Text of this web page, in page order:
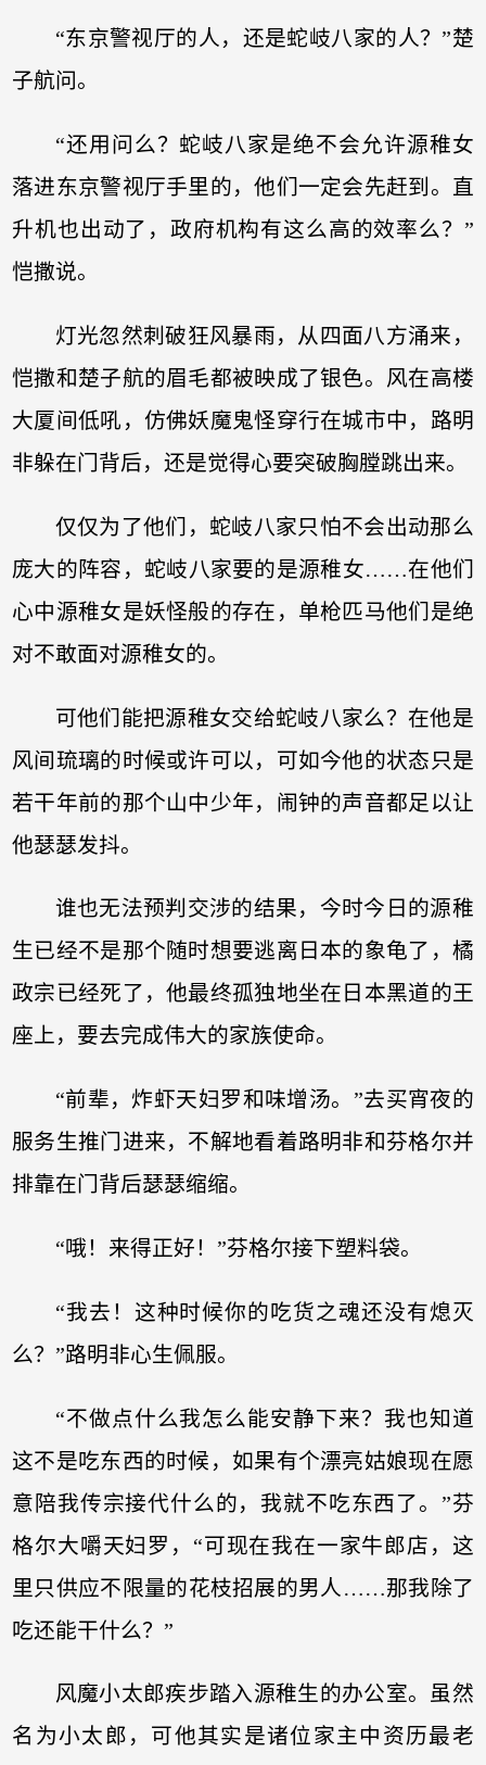
“东京警视厅的人，还是蛇岐八家的人？”楚
子航问。
“还用问么？蛇岐八家是绝不会允许源稚女
落进东京警视厅手里的，他们一定会先赶到。直
升机也出动了，政府机构有这么高的效率么？”
恺撒说。
灯光忽然刺破狂风暴雨，从四面八方涌来，
恺撒和楚子航的眉毛都被映成了银色。风在高楼
大厦间低吼，仿佛妖魔鬼怪穿行在城市中，路明
非躲在门背后，还是觉得心要突破胸膛跳出来。
仅仅为了他们，蛇岐八家只怕不会出动那么
庞大的阵容，蛇岐八家要的是源稚女……在他们
心中源稚女是妖怪般的存在，单枪匹马他们是绝
对不敢面对源稚女的。
可他们能把源稚女交给蛇岐八家么？在他是
风间琉璃的时候或许可以，可如今他的状态只是
若干年前的那个山中少年，闹钟的声音都足以让
他瑟瑟发抖。
谁也无法预判交涉的结果，今时今日的源稚
生已经不是那个随时想要逃离日本的象龟了，橘
政宗已经死了，他最终孤独地坐在日本黑道的王
座上，要去完成伟大的家族使命。
“前辈，炸虾天妇罗和味增汤。”去买宵夜的
服务生推门进来，不解地看着路明非和芬格尔并
排靠在门背后瑟瑟缩缩。
“哦！来得正好！”芬格尔接下塑料袋。
“我去！这种时候你的吃货之魂还没有熄灭
么？”路明非心生佩服。
“不做点什么我怎么能安静下来？我也知道
这不是吃东西的时候，如果有个漂亮姑娘现在愿
意陪我传宗接代什么的，我就不吃东西了。”芬
格尔大嚼天妇罗，“可现在我在一家牛郎店，这
里只供应不限量的花枝招展的男人……那我除了
吃还能干什么？”
风魔小太郎疾步踏入源稚生的办公室。虽然
名为小太郎，可他其实是诸位家主中资历最老